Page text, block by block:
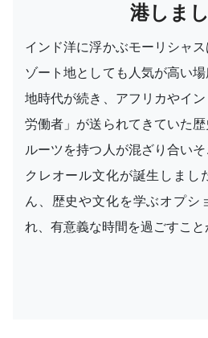
港しま
インド洋に浮かぶモーリシャ
ゾート地としても人気が高い
地時代が続き、アフリカやイ
労働者」が送られてきていた
ルーツを持つ人が混ざり合い
クレオール文化が誕生しまし
ん、歴史や文化を学ぶオプシ
れ、有意義な時間を過ごすこと